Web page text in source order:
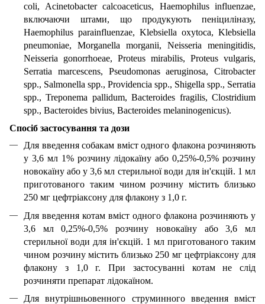
coli, Acinetobacter calcoaceticus, Haemophilus influenzae,
включаючи штами, що продукують пеніциліназу,
Haemophilus parainfluenzae, Klebsiella oxytoca, Klebsiella
pneumoniae, Morganella morganii, Neisseria meningitidis,
Neisseria gonorrhoeae, Proteus mirabilis, Proteus vulgaris,
Serratia marcescens, Pseudomonas aeruginosa, Citrobacter
spp., Salmonella spp., Providencia spp., Shigella spp., Serratia
spp., Treponema pallidum, Bacteroides fragilis, Clostridium
spp., Bacteroides bivius, Bacteroides melaninogenicus).
Спосіб застосування та дози
Для введення собакам вміст одного флакона розчиняють
у 3,6 мл 1% розчину лідокаїну або 0,25%-0,5% розчину
новокаїну або у 3,6 мл стерильної води для ін'єкцій. 1 мл
приготованого таким чином розчину містить близько
250 мг цефтріаксону для флакону з 1,0 г.
Для введення котам вміст одного флакона розчиняють у
3,6 мл 0,25%-0,5% розчину новокаїну або 3,6 мл
стерильної води для ін'єкцій. 1 мл приготованого таким
чином розчину містить близько 250 мг цефтріаксону для
флакону з 1,0 г. При застосуванні котам не слід
розчиняти препарат лідокаїном.
Для внутрішньовенного струминного введення вміст